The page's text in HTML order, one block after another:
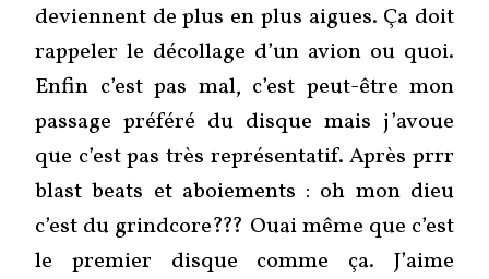
deviennent de plus en plus aigues. Ça doit
rappeler le décollage d’un avion ou quoi.
Enfin c’est pas mal, c’est peut-être mon
passage préféré du disque mais j’avoue
que c’est pas très représentatif. Après prrr
blast beats et aboiements : oh mon dieu
c’est du grindcore??? Ouai même que c’est
le premier disque comme ça. J’aime